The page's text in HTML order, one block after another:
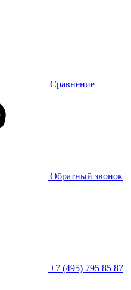
Сравнение
Обратный звонок
+7 (495) 795 85 87